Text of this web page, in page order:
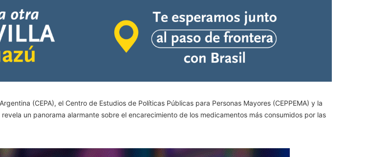
(CEPA), el Centro de Estudios de Políticas Públicas para Personas Mayores (CEPPEMA) y la
un panorama alarmante sobre el encarecimiento de los medicamentos más consumidos por las